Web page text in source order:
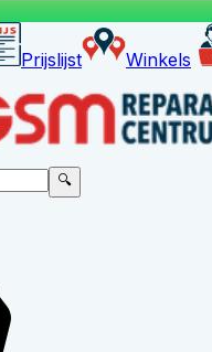
Prijslijst Winkels
🔍